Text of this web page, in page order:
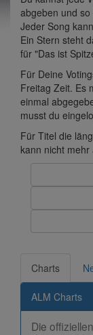
abgeben und
Jeder Song
Ein Stern steht
für "Das ist
Für Deine
Freitag Zeit. Es
einmal
musst du
Für Titel die
kann nicht
Charts
ALM Charts
Die offiziellen